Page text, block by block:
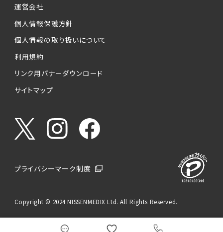
運営会社
個人情報保護方針
個人情報の取り扱いについて
利用規約
リンク用バナーダウンロード
サイトマップ
プライバシーマーク制度
Copyright © 2024 NISSENMEDIX Ltd. All Rights Reserved.